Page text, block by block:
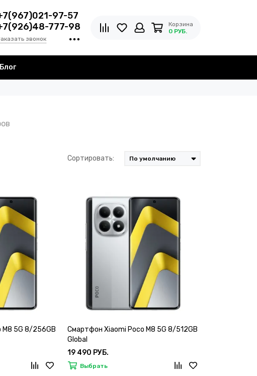
97-57
777-98
звонок
Корзина
0 РУБ.
Блог
Сортировать:
5G 8/256GB
Смартфон Xiaomi Poco M8 5G 8/512GB
Global
19 490 РУБ.
Выбрать